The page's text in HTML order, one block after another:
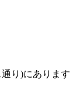
り)にあります